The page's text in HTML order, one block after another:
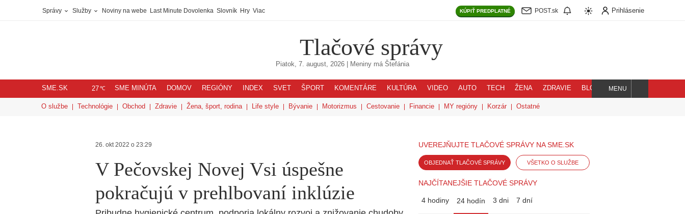
Správy Služby Noviny na webe Last Minute Dovolenka Slovník Hry Viac KÚPIŤ PREDPLATNÉ POST.sk Prihlásenie
Tlačové správy
Piatok, 7. august, 2026 | Meniny má Štefánia
SME.SK 27℃ SME MINÚTA DOMOV REGIÓNY INDEX SVET ŠPORT KOMENTÁRE KULTÚRA VIDEO AUTO TECH ŽENA ZDRAVIE BLOG
Hľadaj
MENU
O službe Technológie Obchod Zdravie Žena, šport, rodina Life style Bývanie Motorizmus Cestovanie Financie MY regióny Korzár Ostatné
26. okt 2022 o 23:29
V Pečovskej Novej Vsi úspešne
pokračujú v prehlbovaní inklúzie
UVEREJŇUJTE TLAČOVÉ SPRÁVY NA SME.SK
OBJEDNAŤ TLAČOVÉ SPRÁVY VŠETKO O SLUŽBE
NAJČÍTANEJŠIE TLAČOVÉ SPRÁVY
4 hodiny 24 hodín 3 dni 7 dní